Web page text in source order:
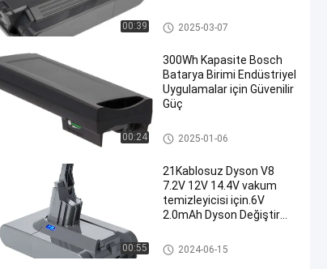
00:39 Dyson Değiştirme Pil
2025-03-07
00:24
300Wh Kapasite Bosch
Batarya Birimi Endüstriyel
Uygulamalar için Güvenilir
Güç
Bosch Powerpack 300 Pil
2025-01-06
00:55
21Kablosuz Dyson V8
7.2V 12V 14.4V vakum
temizleyicisi için.6V
2.0mAh Dyson Değiştirme
Dyson Değiştirme Pil
2024-06-15